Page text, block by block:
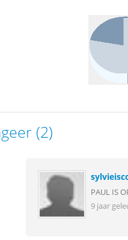
(2)
PAUL IS
9 jaar